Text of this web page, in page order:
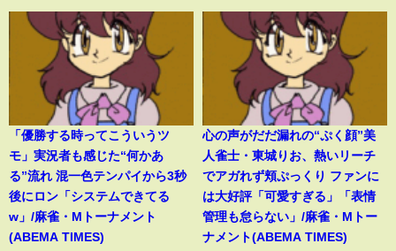
「優勝する時ってこういうツ
モ」実況者も感じた“何かあ
る”流れ 混一色テンパイから3秒
後にロン「システムできてる
w」/麻雀・Mトーナメント
(ABEMA TIMES)
心の声がだだ漏れの“ぷく顔”美
人雀士・東城りお、熱いリーチ
でアガれず頬ぷっくり ファンに
は大好評「可愛すぎる」「表情
管理も怠らない」/麻雀・Mトー
ナメント(ABEMA TIMES)